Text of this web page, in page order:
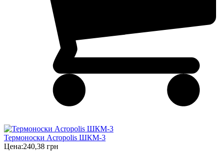
Термоноски Acropolis ШКМ-3
Цена:240,38 грн